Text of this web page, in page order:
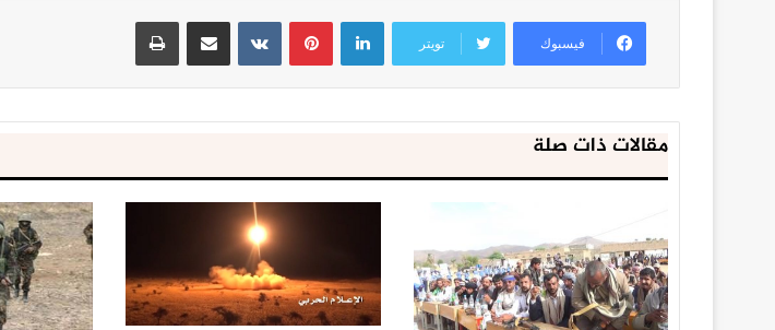
فيسبوك تويتر
لينكدإنبينتيريست مشاركة عبر البريد طباعة
مقالات ذات صلة